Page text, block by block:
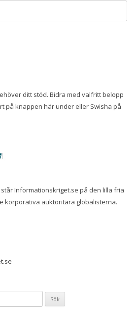
ditt stöd. Bidra med valfritt belopp
på knappen här under eller Swisha på
Informationskriget.se på den lilla fria
korporativa auktoritära globalisterna.